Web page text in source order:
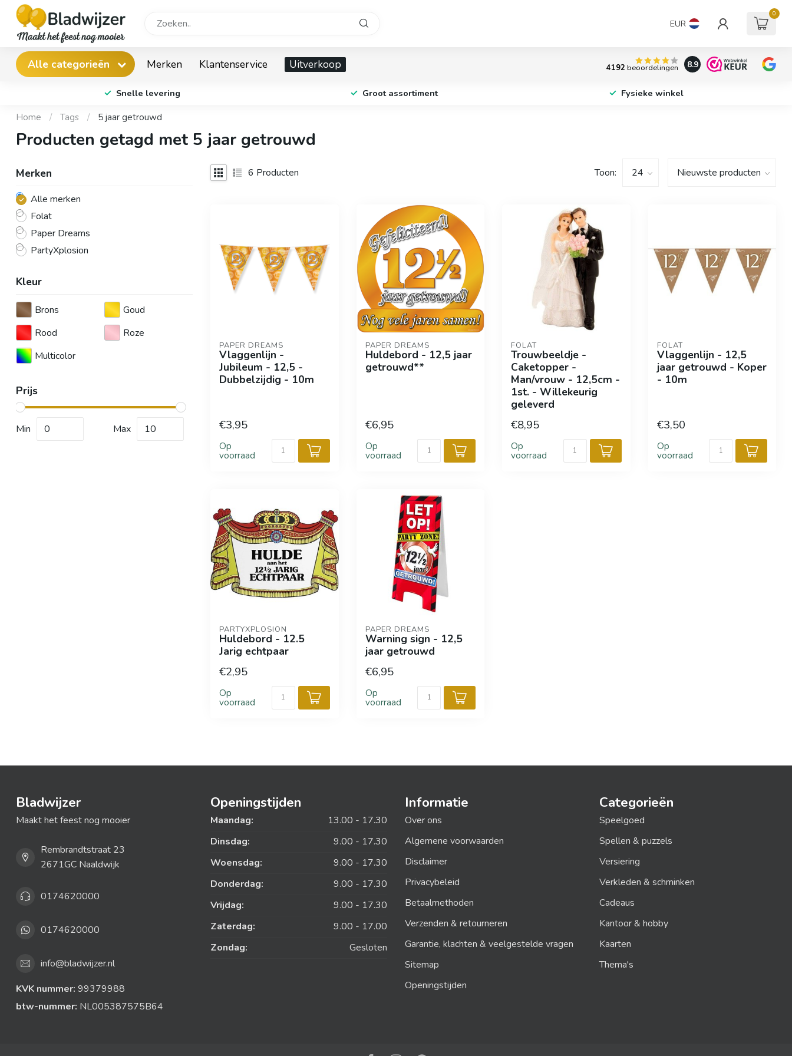
EUR
0
Alle categorieën Merken Klantenservice Uitverkoop 4192 beoordelingen 8.9
Snelle levering Groot assortiment Fysieke winkel
Home / Tags / 5 jaar getrouwd
Producten getagd met 5 jaar getrouwd
Merken
Alle merken
Folat
Paper Dreams
PartyXplosion
Kleur
Brons
Goud
Rood
Roze
Multicolor
Prijs
Min Max
6 Producten Toon:
PAPER DREAMS
Vlaggenlijn -
Jubileum - 12,5 -
Dubbelzijdig - 10m
€3,95
Op
voorraad
PAPER DREAMS
Huldebord - 12,5 jaar
getrouwd**
€6,95
Op
voorraad
FOLAT
Trouwbeeldje -
Caketopper -
Man/vrouw - 12,5cm -
1st. - Willekeurig
geleverd
€8,95
Op
voorraad
FOLAT
Vlaggenlijn - 12,5
jaar getrouwd - Koper
- 10m
€3,50
Op
voorraad
PARTYXPLOSION
Huldebord - 12.5
Jarig echtpaar
€2,95
Op
voorraad
PAPER DREAMS
Warning sign - 12,5
jaar getrouwd
€6,95
Op
voorraad
Bladwijzer
Maakt het feest nog mooier
Rembrandtstraat 23
2671GC Naaldwijk
0174620000
0174620000
info@bladwijzer.nl
KVK nummer: 99379988
btw-nummer: NL005387575B64
Openingstijden
Maandag:
13.00 - 17.30
Dinsdag:
9.00 - 17.30
Woensdag:
9.00 - 17.30
Donderdag:
9.00 - 17.30
Vrijdag:
9.00 - 17.30
Zaterdag:
9.00 - 17.00
Zondag:
Gesloten
Informatie
Over ons
Algemene voorwaarden
Disclaimer
Privacybeleid
Betaalmethoden
Verzenden & retourneren
Garantie, klachten & veelgestelde vragen
Sitemap
Openingstijden
Categorieën
Speelgoed
Spellen & puzzels
Versiering
Verkleden & schminken
Cadeaus
Kantoor & hobby
Kaarten
Thema's